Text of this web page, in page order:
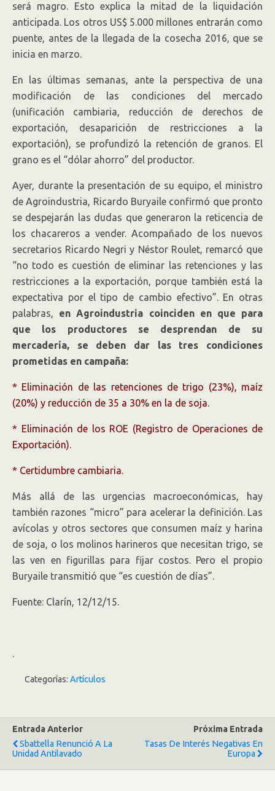
será magro. Esto explica la mitad de la liquidación
anticipada. Los otros US$ 5.000 millones entrarán como
puente, antes de la llegada de la cosecha 2016, que se
inicia en marzo.
En las últimas semanas, ante la perspectiva de una
modificación de las condiciones del mercado
(unificación cambiaria, reducción de derechos de
exportación, desaparición de restricciones a la
exportación), se profundizó la retención de granos. El
grano es el “dólar ahorro” del productor.
Ayer, durante la presentación de su equipo, el ministro
de Agroindustria, Ricardo Buryaile confirmó que pronto
se despejarán las dudas que generaron la reticencia de
los chacareros a vender. Acompañado de los nuevos
secretarios Ricardo Negri y Néstor Roulet, remarcó que
“no todo es cuestión de eliminar las retenciones y las
restricciones a la exportación, porque también está la
expectativa por el tipo de cambio efectivo”. En otras
palabras, en Agroindustria coinciden en que para
que los productores se desprendan de su
mercadería, se deben dar las tres condiciones
prometidas en campaña:
* Eliminación de las retenciones de trigo (23%), maíz
(20%) y reducción de 35 a 30% en la de soja.
* Eliminación de los ROE (Registro de Operaciones de
Exportación).
* Certidumbre cambiaria.
Más allá de las urgencias macroeconómicas, hay
también razones “micro” para acelerar la definición. Las
avícolas y otros sectores que consumen maíz y harina
de soja, o los molinos harineros que necesitan trigo, se
las ven en figurillas para fijar costos. Pero el propio
Buryaile transmitió que “es cuestión de días”.
Fuente: Clarín, 12/12/15.
.
Categorías: Artículos
Entrada Anterior
Sbattella Renunció A La
Unidad Antilavado
Próxima Entrada
Tasas De Interés Negativas En
Europa